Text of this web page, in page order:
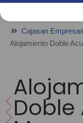
Cajasan Empresas
Alojamiento Doble
Doble